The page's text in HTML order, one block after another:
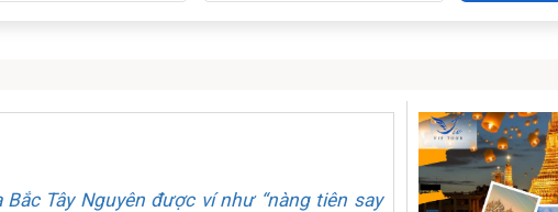
Tây Nguyên được ví như “nàng tiên say